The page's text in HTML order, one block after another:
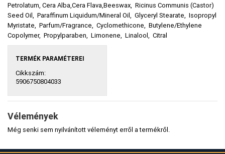
Petrolatum, Cera Alba,Cera Flava,Beeswax, Ricinus Communis (Castor)
Seed Oil, Paraffinum Liquidum/Mineral Oil, Glyceryl Stearate, Isopropyl
Myristate, Parfum/Fragrance, Cyclomethicone, Butylene/Ethylene
Copolymer, Propylparaben, Limonene, Linalool, Citral
TERMÉK PARAMÉTEREI
Cikkszám:
5906750804033
Vélemények
Még senki sem nyilvánított véleményt erről a termékről.